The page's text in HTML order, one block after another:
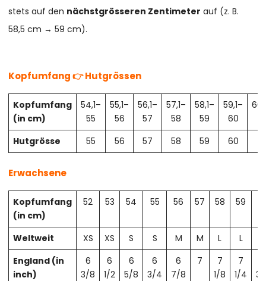
stets auf den nächstgrösseren Zentimeter auf (z. B.
58,5 cm → 59 cm).
Kopfumfang 👉 Hutgrössen
Kopfumfang
(in cm)
54,1–
55
55,1–
56
56,1–
57
57,1–
58
58,1–
59
59,1–
60
Hutgrösse
55 56 57 58 59 60
Erwachsene
Kopfumfang
(in cm)
52 53 54 55 56 57 58 59
Weltweit XS XS S S M M L L
England (in
inch)
6
3/8
6
1/2
6
5/8
6
3/4
6
7/8
7
7
1/8
7
1/4